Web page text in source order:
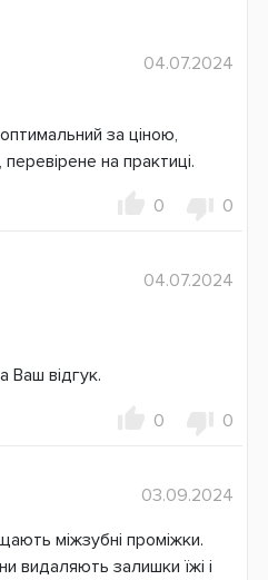
04.07.2024
за ціною,
на практиці.
0 0
04.07.2024
Ваш відгук.
0 0
03.09.2024
міжзубні проміжки.
видаляють залишки їжі і